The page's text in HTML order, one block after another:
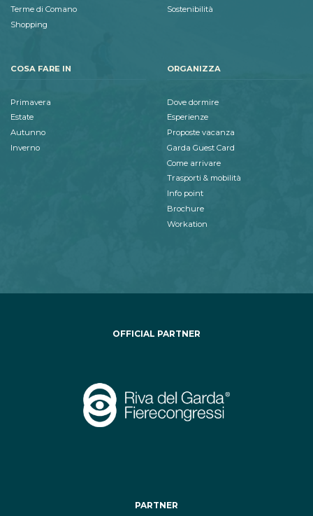
Terme di Comano
Shopping
Sostenibilità
COSA FARE IN
Primavera
Estate
Autunno
Inverno
ORGANIZZA
Dove dormire
Esperienze
Proposte vacanza
Garda Guest Card
Come arrivare
Trasporti & mobilità
Info point
Brochure
Workation
OFFICIAL PARTNER
PARTNER